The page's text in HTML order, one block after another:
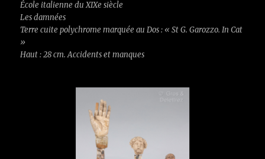
École italienne du XIXe siècle
Les damnées
Terre cuite polychrome marquée au Dos : « St G. Garozzo. In Cat
»
Haut : 28 cm. Accidents et manques